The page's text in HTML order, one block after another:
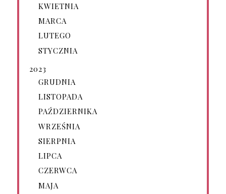
KWIETNIA
MARCA
LUTEGO
STYCZNIA
2023
GRUDNIA
LISTOPADA
PAŹDZIERNIKA
WRZEŚNIA
SIERPNIA
LIPCA
CZERWCA
MAJA